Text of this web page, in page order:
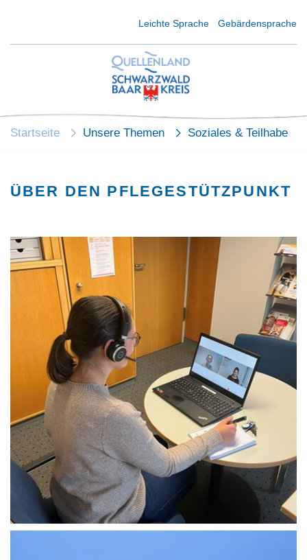
Leichte Sprache Gebärdensprache
Startseite Unsere Themen Soziales & Teilhabe
ÜBER DEN PFLEGESTÜTZPUNKT